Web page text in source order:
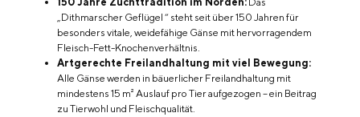
„Dithmarscher Geflügel “ steht seit über 150 Jahren für
besonders vitale, weidefähige Gänse mit hervorragendem
Fleisch-Fett-Knochenverhältnis.
Artgerechte Freilandhaltung mit viel Bewegung:
Alle Gänse werden in bäuerlicher Freilandhaltung mit
mindestens 15 m² Auslauf pro Tier aufgezogen – ein Beitrag
zu Tierwohl und Fleischqualität.